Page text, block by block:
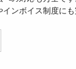
ンボイス制度にも